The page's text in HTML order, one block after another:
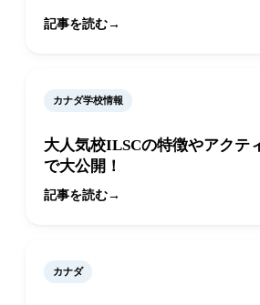
記事を読む
カナダ学校情報
大人気校ILSCの特徴やアクテ
で大公開！
記事を読む
カナダ